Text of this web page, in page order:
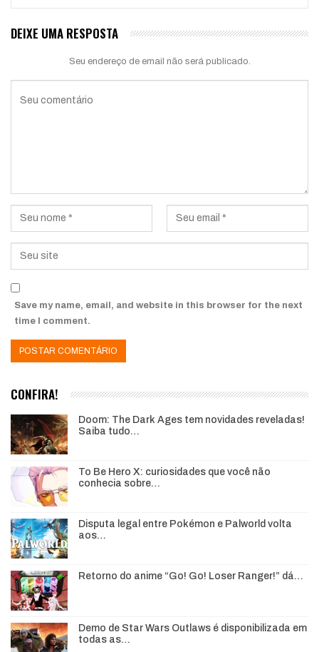
DEIXE UMA RESPOSTA
Seu endereço de email não será publicado.
Save my name, email, and website in this browser for the next
time I comment.
CONFIRA!
Doom: The Dark Ages tem novidades reveladas!
Saiba tudo…
To Be Hero X: curiosidades que você não
conhecia sobre…
Disputa legal entre Pokémon e Palworld volta
aos…
Retorno do anime “Go! Go! Loser Ranger!” dá…
Demo de Star Wars Outlaws é disponibilizada em
todas as…